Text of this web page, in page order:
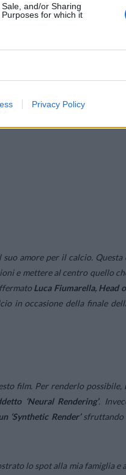
and/or Sharing
for which it
Privacy Policy
amore per il calcio. Questa
e mettere al centro quello
Luca Fiumarella, Head
in occasione della finale
film. Per renderlo possibile,
‘Neural Rendering’.
‘Synthetic Render’sfruttando
lo spot alla mia famiglia e